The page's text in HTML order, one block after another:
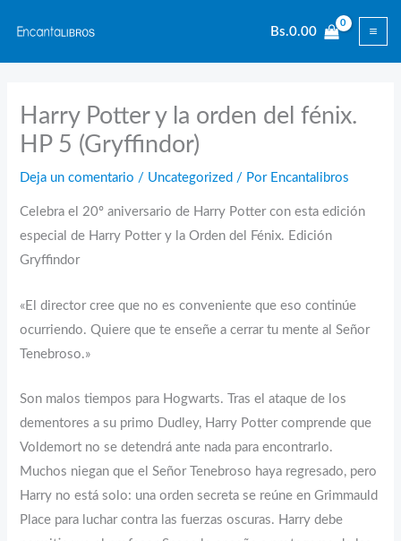
contenido
Bs.0.00
Harry Potter y la orden del fénix.
HP 5 (Gryffindor)
Deja un comentario / Uncategorized / Por Encantalibros
Celebra el 20º aniversario de Harry Potter con esta edición
especial de Harry Potter y la Orden del Fénix. Edición
Gryffindor
«El director cree que no es conveniente que eso continúe
ocurriendo. Quiere que te enseñe a cerrar tu mente al Señor
Tenebroso.»
Son malos tiempos para Hogwarts. Tras el ataque de los
dementores a su primo Dudley, Harry Potter comprende que
Voldemort no se detendrá ante nada para encontrarlo.
Muchos niegan que el Señor Tenebroso haya regresado, pero
Harry no está solo: una orden secreta se reúne en Grimmauld
Place para luchar contra las fuerzas oscuras. Harry debe